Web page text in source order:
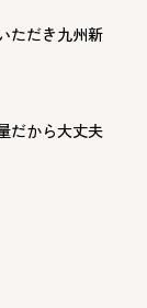
ただき九州新
だから大丈夫